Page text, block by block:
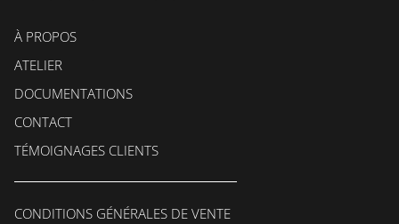
À PROPOS
ATELIER
DOCUMENTATIONS
CONTACT
TÉMOIGNAGES CLIENTS
CONDITIONS GÉNÉRALES DE VENTE